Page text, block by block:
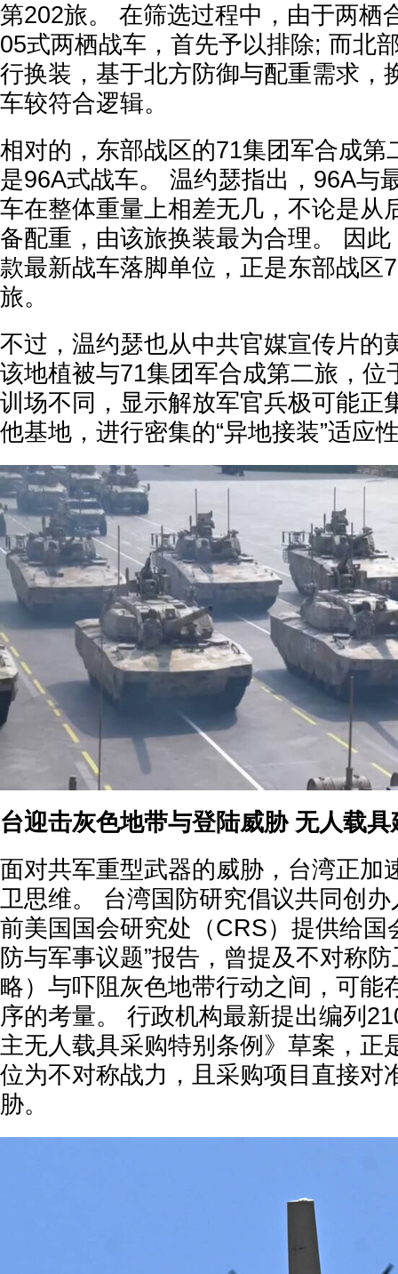
第202旅。 在筛选过程中，由于两栖
05式两栖战车，首先予以排除; 而北
行换装，基于北方防御与配重需求，
车较符合逻辑。
相对的，东部战区的71集团军合成第
是96A式战车。 温约瑟指出，96A与
车在整体重量上相差无几，不论是从
备配重，由该旅换装最为合理。 因
款最新战车落脚单位，正是东部战区
旅。
不过，温约瑟也从中共官媒宣传片的
该地植被与71集团军合成第二旅，位
训场不同，显示解放军官兵极可能正
他基地，进行密集的“异地接装”适应
台迎击灰色地带与登陆威胁 无人载
面对共军重型武器的威胁，台湾正加
卫思维。 台湾国防研究倡议共同创
前美国国会研究处（CRS）提供给国
防与军事议题”报告，曾提及不对称
略）与吓阻灰色地带行动之间，可能
序的考量。 行政机构最新提出编列
主无人载具采购特别条例》草案，正
位为不对称战力，且采购项目直接对
胁。